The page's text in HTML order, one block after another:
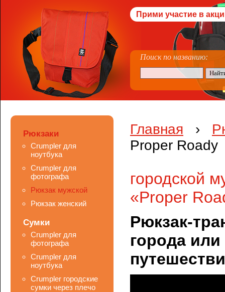
Прими участие в
Поиск по названию:
Рюкзаки
Crumpler для
ноутбука
Crumpler для
фотографа
Рюкзак мужской
Рюкзак женский
Сумки
Crumpler для
фотографа
Crumpler для
ноутбука
Crumpler городские
сумки через плечо
Главная ›
Proper Roady
городской
«Proper
Рюкзак-
города